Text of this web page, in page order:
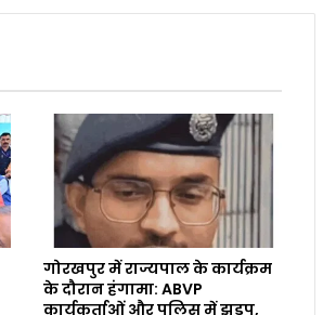
गोरखपुर में राज्यपाल के कार्यक्रम
के दौरान हंगामा: ABVP
कार्यकर्ताओं और पुलिस में झड़प,